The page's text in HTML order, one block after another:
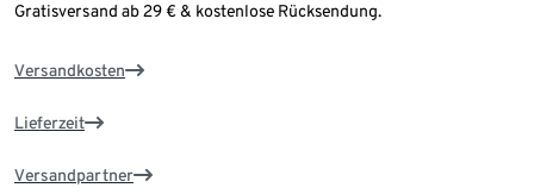
Gratisversand ab 29 € & kostenlose Rücksendung.
Versandkosten
Lieferzeit
Versandpartner